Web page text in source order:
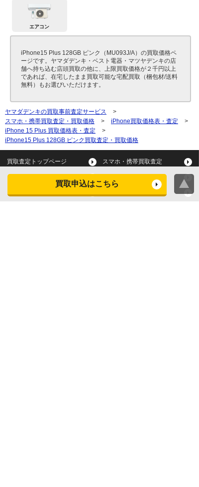
買取申込はこちら
エアコン
iPhone15 Plus 128GB ピンク（MU093J/A）の買取価格ペ
ージです。ヤマダデンキ・ベスト電器・マツヤデンキの店
舗へ持ち込む店頭買取の他に、上限買取価格が２千円以上
であれば、在宅したまま買取可能な宅配買取（梱包材/送料
無料）もお選びいただけます。
ヤマダデンキの買取事前査定サービス
>
スマホ・携帯買取査定・買取価格
> iPhone買取価格表・査定
>
iPhone 15 Plus 買取価格表・査定
>
iPhone15 Plus 128GB ピンク買取査定・買取価格
買取査定トップページ スマホ・携帯買取査定
タブレット買取査定
スマートウォッチ買取査定